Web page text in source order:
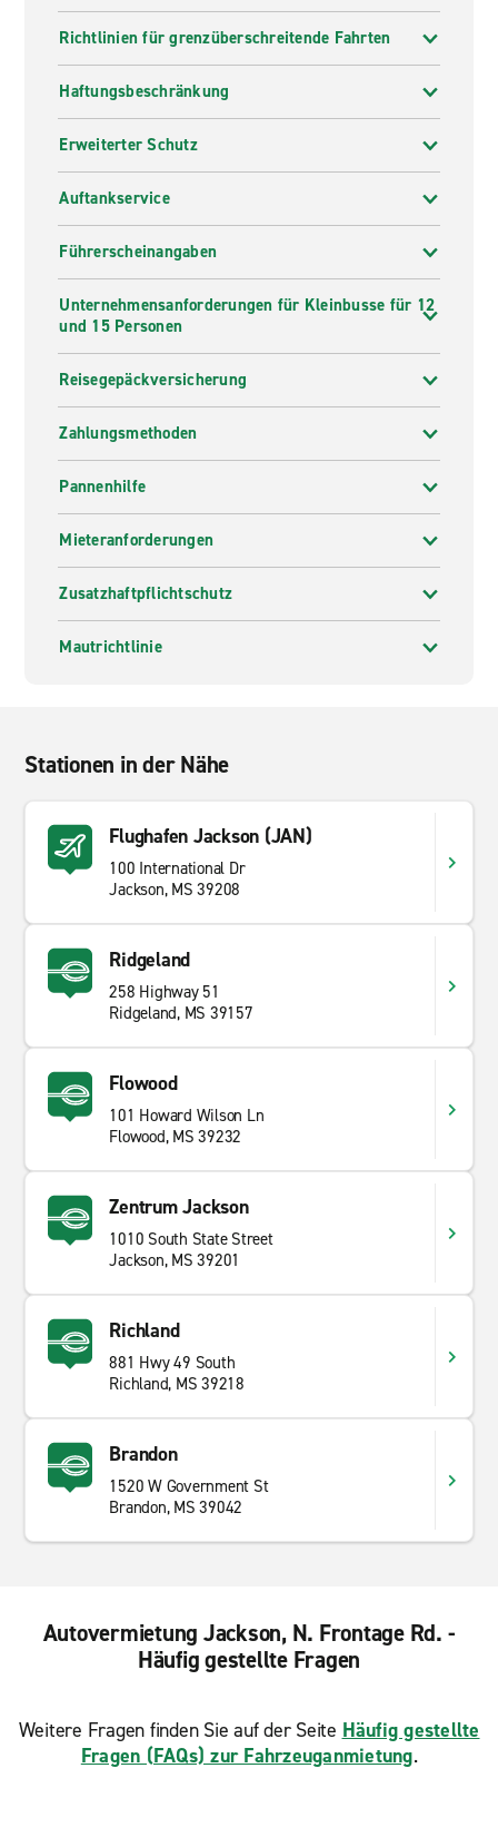
Richtlinien für grenzüberschreitende Fahrten
Haftungsbeschränkung
Erweiterter Schutz
Auftankservice
Führerscheinangaben
Unternehmensanforderungen für Kleinbusse für 12
und 15 Personen
Reisegepäckversicherung
Zahlungsmethoden
Pannenhilfe
Mieteranforderungen
Zusatzhaftpflichtschutz
Mautrichtlinie
Stationen in der Nähe
Flughafen Jackson (JAN)
100 International Dr
Jackson, MS 39208
Ridgeland
258 Highway 51
Ridgeland, MS 39157
Flowood
101 Howard Wilson Ln
Flowood, MS 39232
Zentrum Jackson
1010 South State Street
Jackson, MS 39201
Richland
881 Hwy 49 South
Richland, MS 39218
Brandon
1520 W Government St
Brandon, MS 39042
Autovermietung Jackson, N. Frontage Rd. -
Häufig gestellte Fragen
Weitere Fragen finden Sie auf der Seite Häufig gestellte
Fragen (FAQs) zur Fahrzeuganmietung.